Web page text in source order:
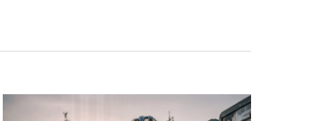
n
s